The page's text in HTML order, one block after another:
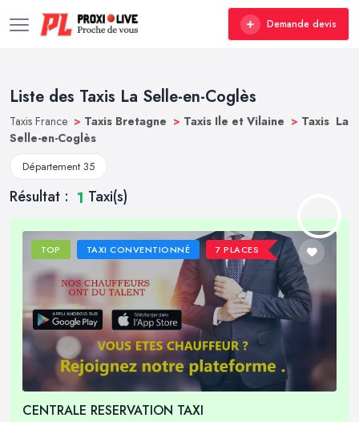
Demande devis
Liste des Taxis La Selle-en-Coglès
Taxis France > Taxis Bretagne > Taxis Ile et Vilaine > Taxis La
Selle-en-Coglès
Département 35
Résultat : 1 Taxi(s)
TOP TAXI CONVENTIONNÉ 7 PLACES
CENTRALE RESERVATION TAXI